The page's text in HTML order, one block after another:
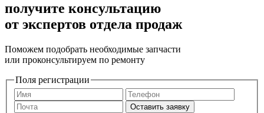
получите консультацию
от экспертов отдела продаж
Поможем подобрать необходимые запчасти
или проконсультируем по ремонту
Поля регистрации
Оставить заявку